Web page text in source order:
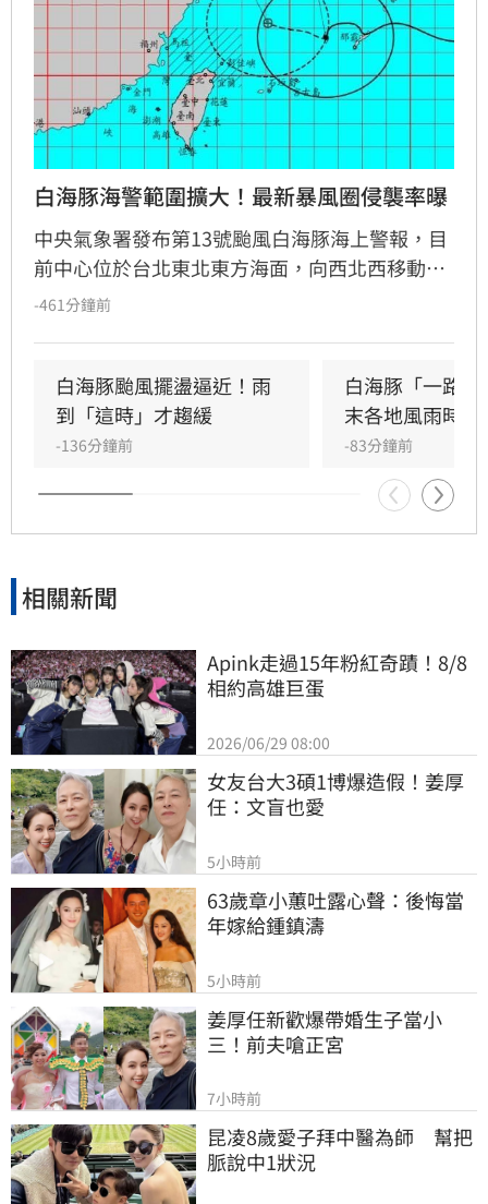
白海豚海警範圍擴大！最新暴風圈侵襲率曝
中央氣象署發布第13號颱風白海豚海上警報，目
前中心位於台北東北東方海面，向西北西移動，
暴風圈今明兩天將通過北部近海，對北部及東北
雨以上等級降雨，非必要請勿前往山區。氣象署
指出，目前連江縣以46%暴風侵襲機率最高，其
次為基隆市及大台北地區。提醒航行船隻嚴加戒
備，後續路徑仍有變化，民眾應持續留意氣象署
最新預報資訊，並做好防颱準備以策安全。
-461分鐘前
白海豚颱風擺盪逼近！雨
到「這時」才趨緩
-136分鐘前
白海豚「一路
末各地風雨時程
-83分鐘前
相關新聞
Apink走過15年粉紅奇蹟！8/8
相約高雄巨蛋
2026/06/29 08:00
女友台大3碩1博爆造假！姜厚
任：文盲也愛
5小時前
63歲章小蕙吐露心聲：後悔當
年嫁給鍾鎮濤
5小時前
姜厚任新歡爆帶婚生子當小
三！前夫嗆正宮
7小時前
昆凌8歲愛子拜中醫為師　幫把
脈說中1狀況